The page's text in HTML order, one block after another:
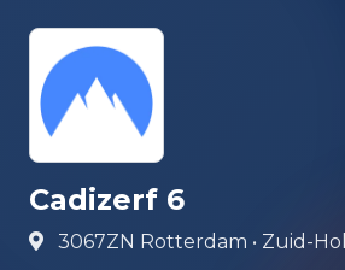
Cadizerf 6
3067ZN Rotterdam • Zuid-